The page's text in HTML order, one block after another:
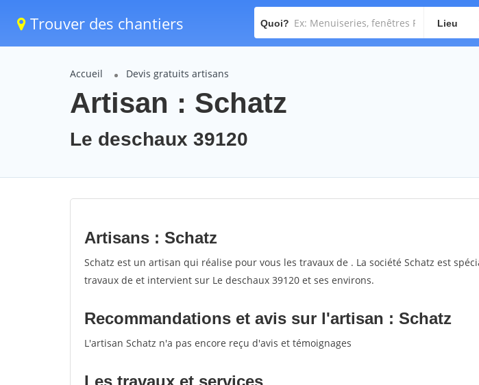
Trouver des chantiers Quoi? Lieu
Accueil Devis gratuits artisans
Artisan : Schatz
Le deschaux 39120
Artisans : Schatz
Schatz est un artisan qui réalise pour vous les travaux de . La société Schatz est
travaux de et intervient sur Le deschaux 39120 et ses environs.
Recommandations et avis sur l'artisan : Schatz
L'artisan Schatz n'a pas encore reçu d'avis et témoignages
Les travaux et services